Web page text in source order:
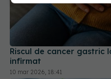
Riscul de cancer gastric
infirmat